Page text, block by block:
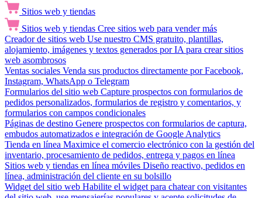
Sitios web y tiendas
Sitios web y tiendas Cree sitios web para vender más
Creador de sitios web Use nuestro CMS gratuito, plantillas,
alojamiento, imágenes y textos generados por IA para crear sitios
web asombrosos
Ventas sociales Venda sus productos directamente por Facebook,
Instagram, WhatsApp o Telegram
Formularios del sitio web Capture prospectos con formularios de
pedidos personalizados, formularios de registro y comentarios, y
formularios con campos condicionales
Páginas de destino Genere prospectos con formularios de captura,
embudos automatizados e integración de Google Analytics
Tienda en línea Maximice el comercio electrónico con la gestión del
inventario, procesamiento de pedidos, entrega y pagos en línea
Sitios web y tiendas en línea móviles Diseño reactivo, pedidos en
línea, administración del cliente en su bolsillo
Widget del sitio web Habilite el widget para chatear con visitantes